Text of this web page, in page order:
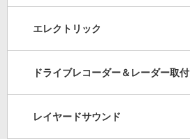
エレクトリック
ドライブレコーダー＆レーダー取付
レイヤードサウンド